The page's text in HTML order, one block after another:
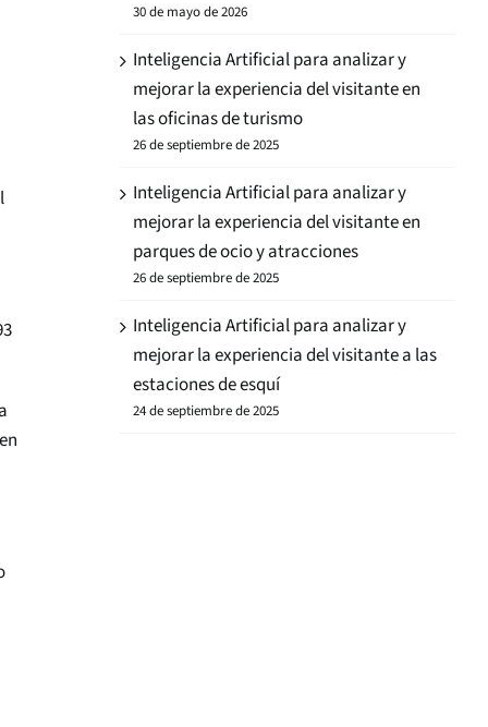
30 de mayo de 2026
Inteligencia Artificial para analizar y
mejorar la experiencia del visitante en
las oficinas de turismo
26 de septiembre de 2025
Inteligencia Artificial para analizar y
mejorar la experiencia del visitante en
parques de ocio y atracciones
26 de septiembre de 2025
Inteligencia Artificial para analizar y
mejorar la experiencia del visitante a las
estaciones de esquí
24 de septiembre de 2025